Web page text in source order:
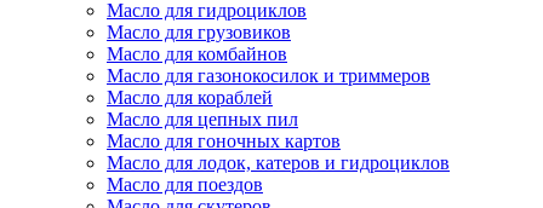
Масло для гидроциклов
Масло для грузовиков
Масло для комбайнов
Масло для газонокосилок и триммеров
Масло для кораблей
Масло для цепных пил
Масло для гоночных картов
Масло для лодок, катеров и гидроциклов
Масло для поездов